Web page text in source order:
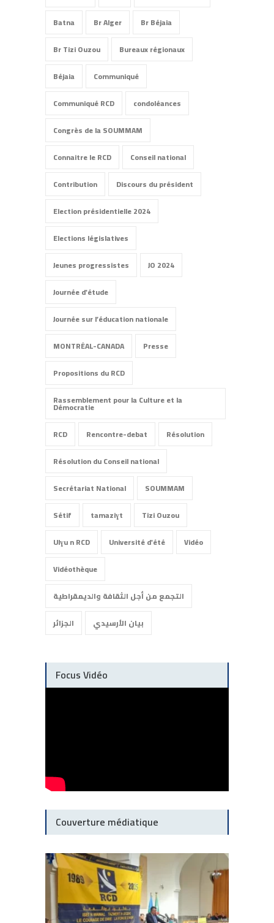
Batna
Br Alger
Br Béjaia
Br Tizi Ouzou
Bureaux régionaux
Béjaia
Communiqué
Communiqué RCD
condoléances
Congrès de la SOUMMAM
Connaitre le RCD
Conseil national
Contribution
Discours du président
Election présidentielle 2024
Elections législatives
Jeunes progressistes
JO 2024
Journée d'étude
Journée sur l’éducation nationale
MONTRÉAL-CANADA
Presse
Propositions du RCD
Rassemblement pour la Culture et la
Démocratie
RCD
Rencontre-debat
Résolution
Résolution du Conseil national
Secrétariat National
SOUMMAM
Sétif
tamaziɣt
Tizi Ouzou
Ulɣu n RCD
Université d'été
Vidéo
Vidéothèque
التجمع من أجل الثقافة والديمقراطية
الجزائر
بيان الأرسيدي
Focus Vidéo
Couverture médiatique